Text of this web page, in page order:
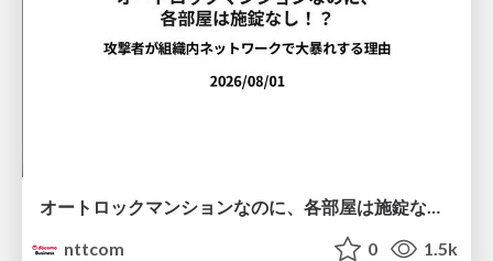
オートロックマンションなのに、各部屋は施錠なし！？ 攻撃者が組織内ネットワークで大暴れする理由 / The Front Door Is Locked, but the Rooms Are Wide Open: Why Attackers Move Freely Inside Enterprise Networks
nttcom
0 1.5k